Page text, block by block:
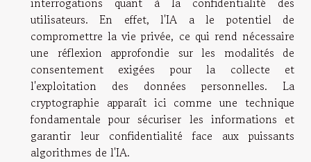
utilisateurs. En effet, l'IA a le potentiel de
compromettre la vie privée, ce qui rend nécessaire
une réflexion approfondie sur les modalités de
consentement exigées pour la collecte et
l'exploitation des données personnelles. La
cryptographie apparaît ici comme une technique
fondamentale pour sécuriser les informations et
garantir leur confidentialité face aux puissants
algorithmes de l'IA.